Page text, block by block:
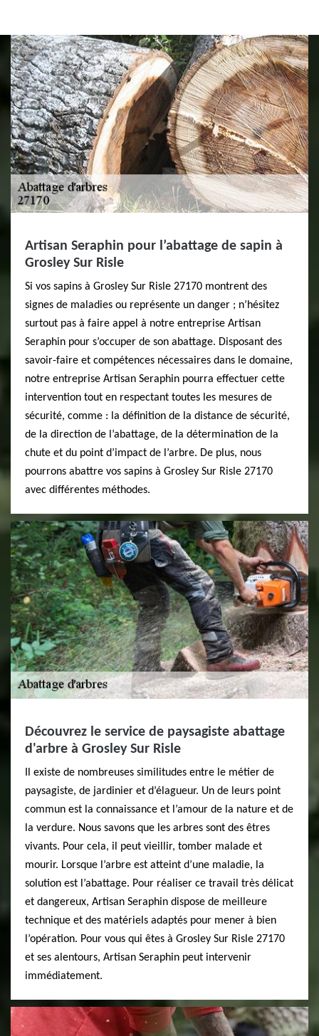
Artisan Seraphin pour l’abattage de sapin à
Grosley Sur Risle
Si vos sapins à Grosley Sur Risle 27170 montrent des
signes de maladies ou représente un danger ; n’hésitez
surtout pas à faire appel à notre entreprise Artisan
Seraphin pour s’occuper de son abattage. Disposant des
savoir-faire et compétences nécessaires dans le domaine,
notre entreprise Artisan Seraphin pourra effectuer cette
intervention tout en respectant toutes les mesures de
sécurité, comme : la définition de la distance de sécurité,
de la direction de l’abattage, de la détermination de la
chute et du point d’impact de l’arbre. De plus, nous
pourrons abattre vos sapins à Grosley Sur Risle 27170
avec différentes méthodes.
Découvrez le service de paysagiste abattage
d'arbre à Grosley Sur Risle
Il existe de nombreuses similitudes entre le métier de
paysagiste, de jardinier et d’élagueur. Un de leurs point
commun est la connaissance et l’amour de la nature et de
la verdure. Nous savons que les arbres sont des êtres
vivants. Pour cela, il peut vieillir, tomber malade et
mourir. Lorsque l’arbre est atteint d’une maladie, la
solution est l’abattage. Pour réaliser ce travail très délicat
et dangereux, Artisan Seraphin dispose de meilleure
technique et des matériels adaptés pour mener à bien
l’opération. Pour vous qui êtes à Grosley Sur Risle 27170
et ses alentours, Artisan Seraphin peut intervenir
immédiatement.